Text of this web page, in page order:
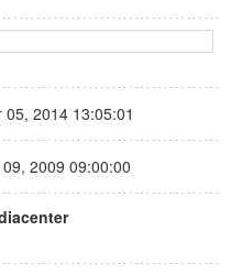
05, 2014 13:05:01
09, 2009 09:00:00